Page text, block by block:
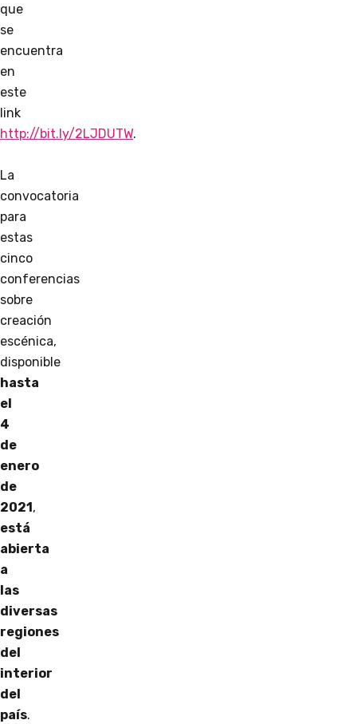
que
se
encuentra
en
este
link
http://bit.ly/2LJDUTW.
La
convocatoria
para
estas
cinco
conferencias
sobre
creación
escénica,
disponible
hasta
el
4
de
enero
de
2021 ,
está
abierta
a
las
diversas
regiones
del
interior
del
país.